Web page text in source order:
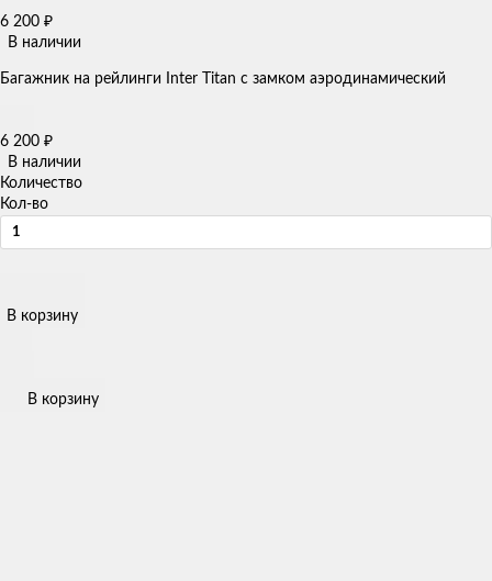
6 200 ₽
В наличии
Багажник на рейлинги Inter Titan с замком аэродинамический
6 200 ₽
В наличии
Количество
Кол-во
В корзину
В корзину